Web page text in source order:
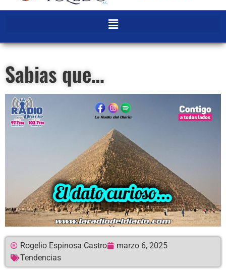
Sabias que…
Rogelio Espinosa Castro
marzo 6, 2025
Tendencias